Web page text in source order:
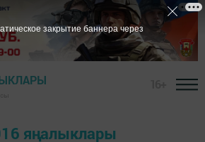
яңалыклары
закрытие баннера через